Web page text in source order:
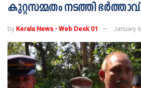
കുറ്റസമ്മതം നടത്തി ഭര്‍ത്താവ്
by Kerala News - Web Desk 01 January